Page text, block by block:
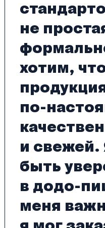
не
хотим,
по-
и свежей.
быть
в додо-
меня